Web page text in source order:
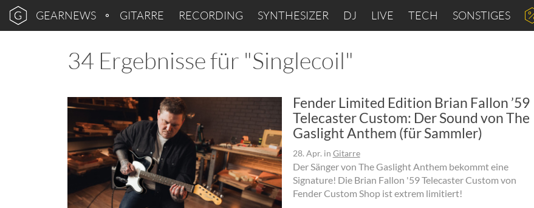
GEARNEWS GITARRE RECORDING SYNTHESIZER DJ LIVE TECH SONSTIGES
34 Ergebnisse für "Singlecoil"
Fender Limited Edition Brian Fallon ’59
Telecaster Custom: Der Sound von The
Gaslight Anthem (für Sammler)
28. Apr. in Gitarre
Der Sänger von The Gaslight Anthem bekommt eine
Signature! Die Brian Fallon '59 Telecaster Custom von
Fender Custom Shop ist extrem limitiert!